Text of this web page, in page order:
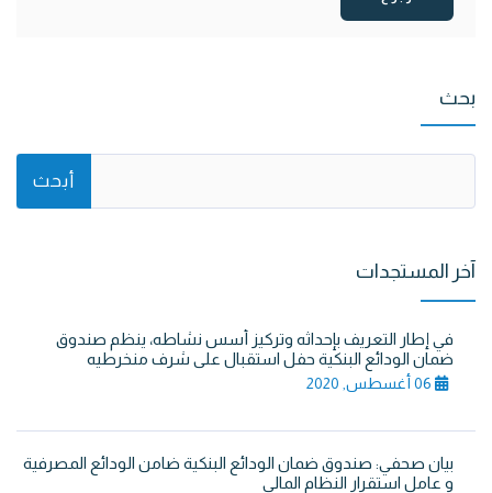
بحث
آخر المستجدات
في إطار التعريف بإحداثه وتركيز أسس نشاطه، ينظم صندوق
ضمان الودائع البنكية حفل استقبال على شرف منخرطيه
06 أغسطس, 2020
بيان صحفي: صندوق ضمان الودائع البنكية ضامن الودائع المصرفية
و عامل استقرار النظام المالي